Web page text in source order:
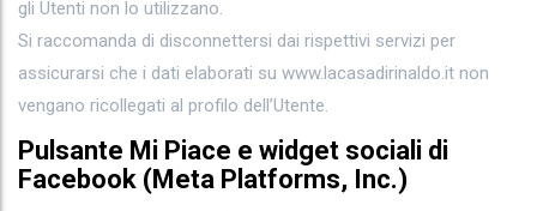
gli Utenti non lo utilizzano.
Si raccomanda di disconnettersi dai rispettivi servizi per
assicurarsi che i dati elaborati su www.lacasadirinaldo.it non
vengano ricollegati al profilo dell’Utente.
Pulsante Mi Piace e widget sociali di
Facebook (Meta Platforms, Inc.)